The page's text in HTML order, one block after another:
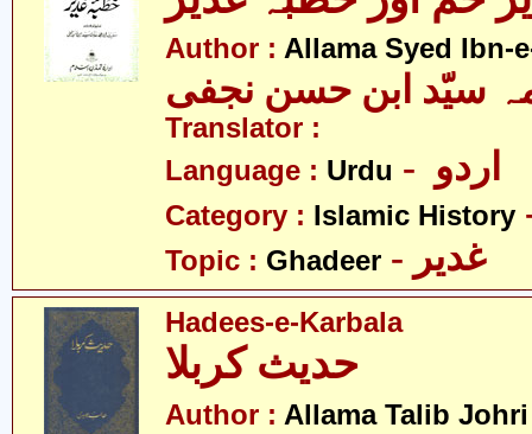
Author : Allama Syed Ibn-
سیّد ابن حسن نجفی
Translator :
Language : Urdu
Category : Islamic History
Topic : Ghadeer - غدیر
Hadees-e-Karbala
حدیث کربلا
Author : Allama Talib Johri